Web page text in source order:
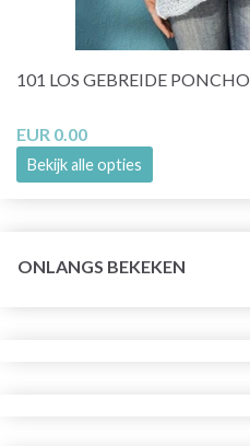
101 LOS GEBREIDE PONCHO
EUR 0.00
Bekijk alle opties
ONLANGS BEKEKEN